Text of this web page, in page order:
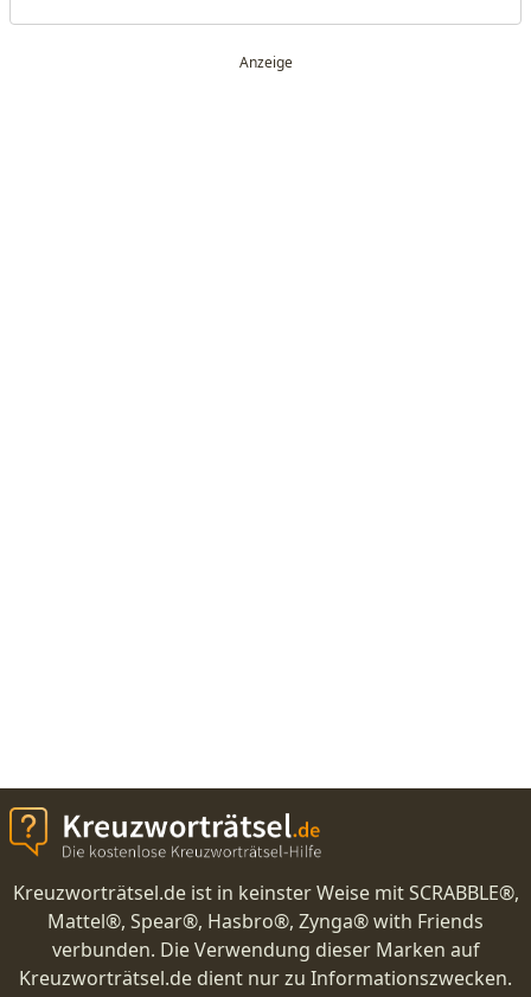
Kreuzworträtsel.de ist in keinster Weise mit SCRABBLE®,
Mattel®, Spear®, Hasbro®, Zynga® with Friends
verbunden. Die Verwendung dieser Marken auf
Kreuzworträtsel.de dient nur zu Informationszwecken.